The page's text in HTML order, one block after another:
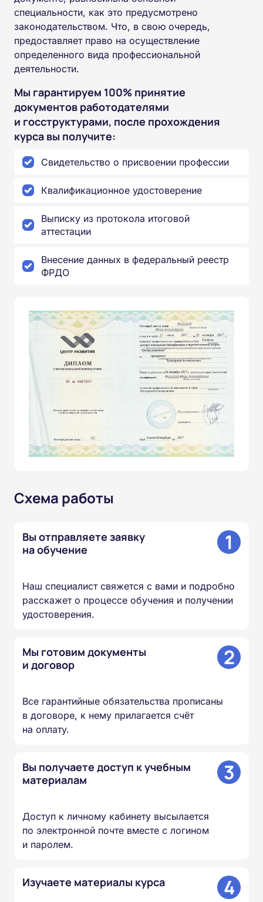
специальности, как это предусмотрено
законодательством. Что, в свою очередь,
предоставляет право на осуществление
определенного вида профессиональной
деятельности.
Мы гарантируем 100% принятие
документов работодателями
и госструктурами, после прохождения
курса вы получите:
Свидетельство о присвоении профессии
Квалификационное удостоверение
Выписку из протокола итоговой
аттестации
Внесение данных в федеральный реестр
ФРДО
Схема работы
Вы отправляете заявку
на обучение
1
Наш специалист свяжется с вами и подробно
расскажет о процессе обучения и получении
удостоверения.
Мы готовим документы
и договор
2
Все гарантийные обязательства прописаны
в договоре, к нему прилагается счёт
на оплату.
Вы получаете доступ к учебным
материалам
3
Доступ к личному кабинету высылается
по электронной почте вместе с логином
и паролем.
Изучаете материалы курса 4